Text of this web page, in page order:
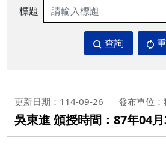
標題
查詢
更新日期：114-09-26 發布單位：
吳東進 頒授時間：87年04